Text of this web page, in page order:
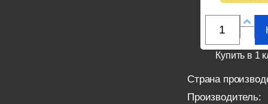
Купить в 1
Страна
Производитель: